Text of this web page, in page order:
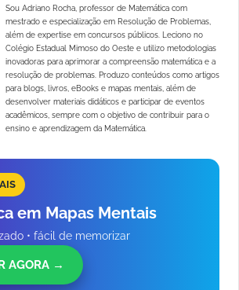
Sou Adriano Rocha, professor de Matemática com
mestrado e especialização em Resolução de Problemas,
além de expertise em concursos públicos. Leciono no
Colégio Estadual Mimoso do Oeste e utilizo metodologias
inovadoras para aprimorar a compreensão matemática e a
resolução de problemas. Produzo conteúdos como artigos
para blogs, livros, eBooks e mapas mentais, além de
desenvolver materiais didáticos e participar de eventos
acadêmicos, sempre com o objetivo de contribuir para o
ensino e aprendizagem da Matemática.
em Mapas Mentais
• fácil de memorizar
AGORA →